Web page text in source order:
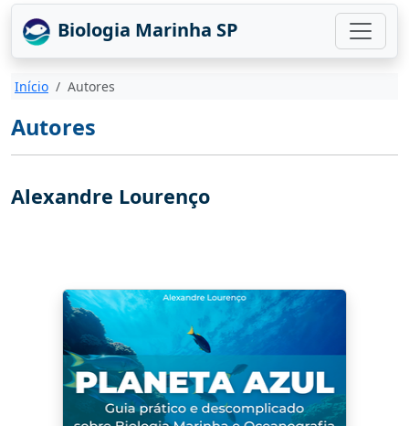
Biologia Marinha SP
Início Autores
Autores
Alexandre Lourenço